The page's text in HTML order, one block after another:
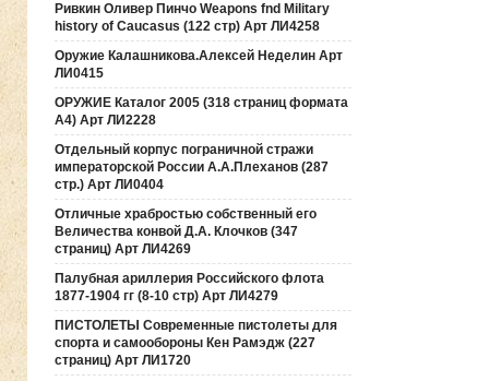
Ривкин Оливер Пинчо Weapons fnd Military
history of Caucasus (122 стр) Арт ЛИ4258
Оружие Калашникова.Алексей Неделин Арт
ЛИ0415
ОРУЖИЕ Каталог 2005 (318 страниц формата
А4) Арт ЛИ2228
Отдельный корпус пограничной стражи
императорской России А.А.Плеханов (287
стр.) Арт ЛИ0404
Отличные храбростью собственный его
Величества конвой Д.А. Клочков (347
страниц) Арт ЛИ4269
Палубная ариллерия Российского флота
1877-1904 гг (8-10 стр) Арт ЛИ4279
ПИСТОЛЕТЫ Современные пистолеты для
спорта и самообороны Кен Рамэдж (227
страниц) Арт ЛИ1720